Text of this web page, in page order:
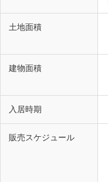
土地面積
建物面積
入居時期
販売スケジュール